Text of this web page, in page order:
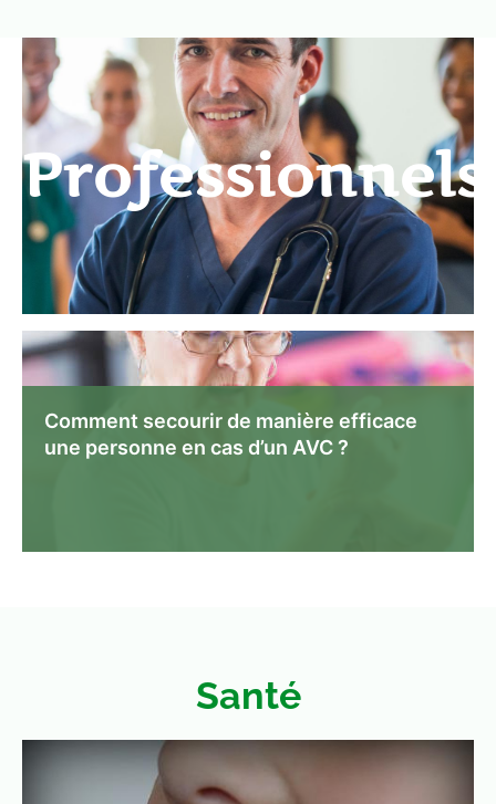
Professionnels
Comment secourir de manière efficace
une personne en cas d’un AVC ?
Santé